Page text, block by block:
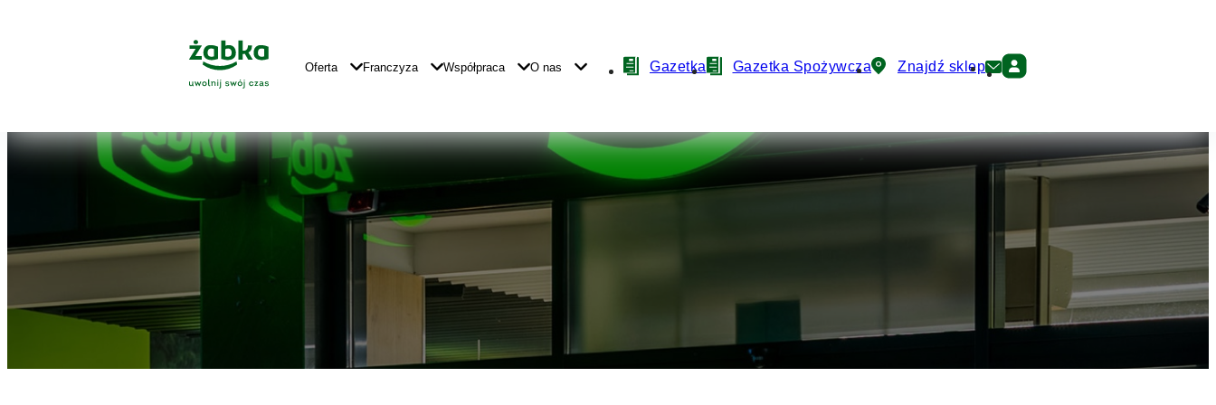
Główne
Logo
Główna
Nawigacja
Oferta Franczyza Współpraca O nas
NawigacjaGazetka Gazetka Spożywcza Znajdź sklep